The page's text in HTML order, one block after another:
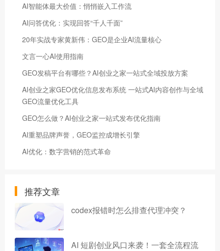
AI智能体最大价值：悄悄嵌入工作流
AI问答优化：实现回答“千人千面”
20年实战专家黄新伟：GEO是企业AI流量核心
文言一心AI使用指南
GEO发稿平台有哪些？AI创业之家一站式全域投放方案
AI创业之家GEO优化信息发布系统 一站式AI内容创作与全域
GEO流量优化工具
GEO怎么做？AI创业之家一站式发布优化指南
AI重塑品牌声誉，GEO监控成增长引擎
AI优化：数字营销的范式革命
推荐文章
codex报错时怎么排查代理冲突？
AI 短剧创业风口来袭！一套全流程流